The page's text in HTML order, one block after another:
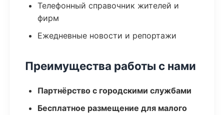
Телефонный справочник жителей и
фирм
Ежедневные новости и репортажи
Преимущества работы с нами
Партнёрство с городскими службами
Бесплатное размещение для малого